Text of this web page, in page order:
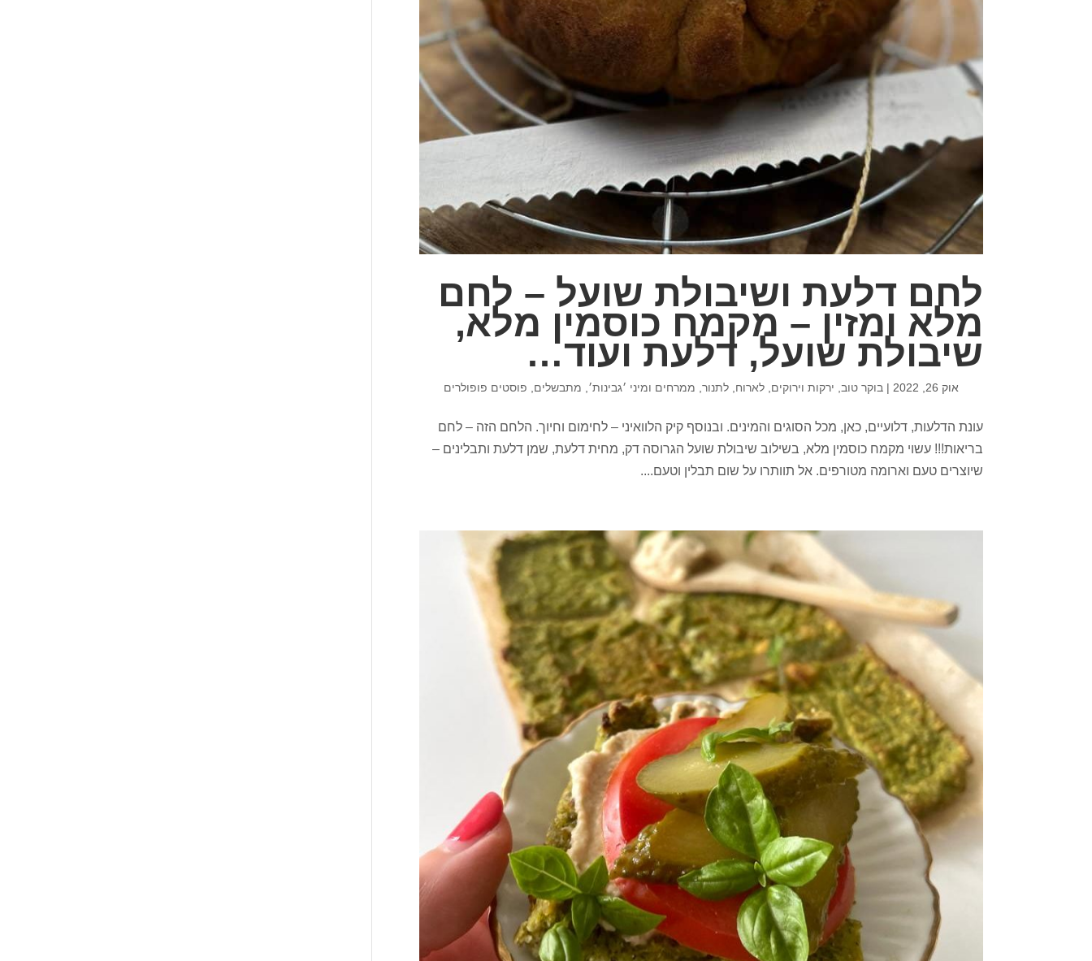
לחם דלעת ושיבולת שועל – לחם
מלא ומזין – מקמח כוסמין מלא,
שיבולת שועל, דלעת ועוד…
אוק 26, 2022 | בוקר טוב ירקות וירוקים ,לארוח ,לתנור ממרחים ומיני ׳גבינות׳ מתבשלים פוסטים פופולרים
עונת הדלעות, דלועיים, כאן, מכל הסוגים והמינים. ובנוסף קיק הלוואיני – לחימום וחיוך. הלחם הזה – לחם
בריאות!!! עשוי מקמח כוסמין מלא, בשילוב שיבולת שועל הגרוסה דק, מחית דלעת, שמן דלעת ותבלינים –
שיוצרים טעם וארומה מטורפים. אל תוותרו על שום תבלין וטעם....